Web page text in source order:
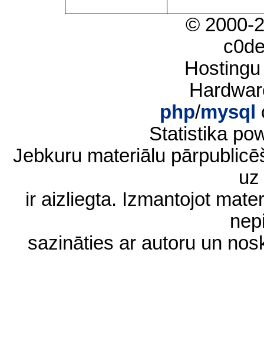
© 2000-
php/mysql
Statistika
Jebkuru materiālu
ir aizliegta. Izmantojot
sazināties ar autoru un